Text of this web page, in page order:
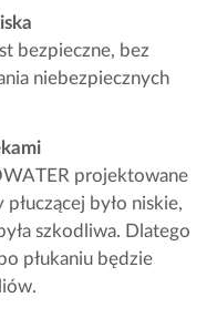
bezpieczne, bez
niebezpiecznych
projektowane
było niskie,
szkodliwa. Dlatego
płukaniu będzie